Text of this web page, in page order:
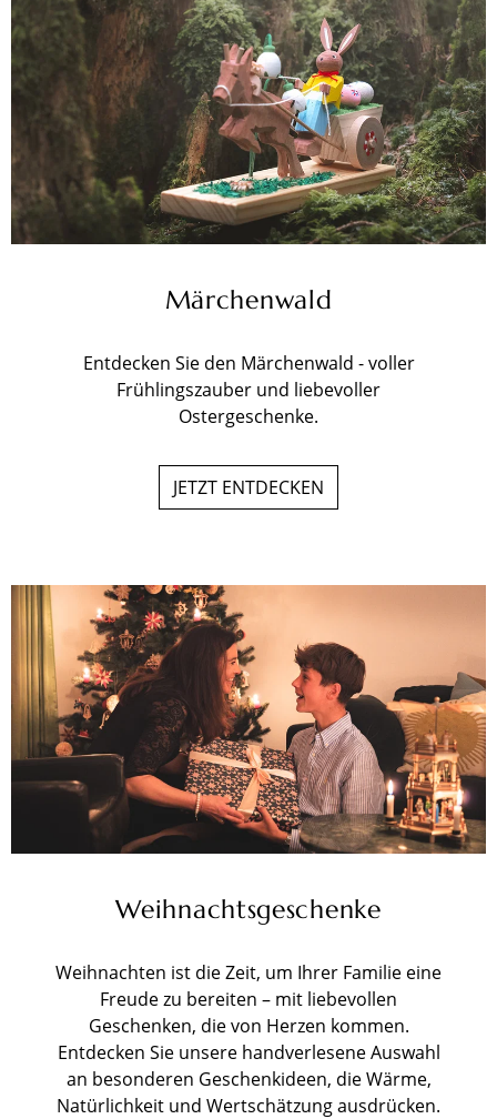
Märchenwald
Entdecken Sie den Märchenwald - voller
Frühlingszauber und liebevoller
Ostergeschenke.
JETZT ENTDECKEN
Weihnachtsgeschenke
Weihnachten ist die Zeit, um Ihrer Familie eine
Freude zu bereiten – mit liebevollen
Geschenken, die von Herzen kommen.
Entdecken Sie unsere handverlesene Auswahl
an besonderen Geschenkideen, die Wärme,
Natürlichkeit und Wertschätzung ausdrücken.